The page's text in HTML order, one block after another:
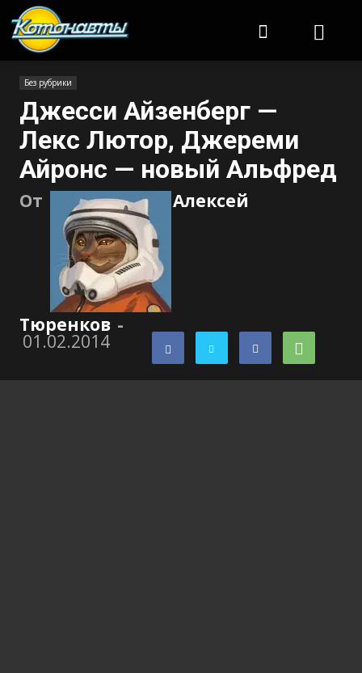
Без рубрики
Джесси Айзенберг —
Лекс Лютор, Джереми
Айронс — новый Альфред
От Алексей
Тюренков -
01.02.2014